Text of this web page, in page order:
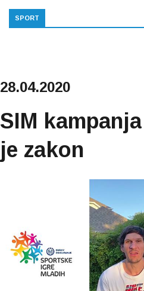
SPORT
28.04.2020
SIM
je zakon